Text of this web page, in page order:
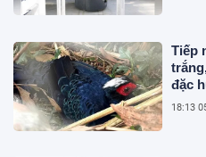
Tiếp
đặc
18:13